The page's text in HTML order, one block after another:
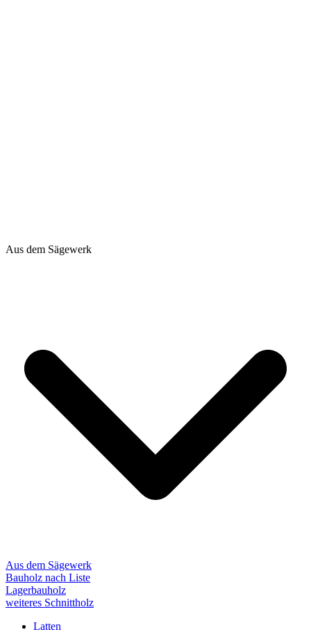
Aus dem Sägewerk
Aus dem Sägewerk
Bauholz nach Liste
Lagerbauholz
weiteres Schnittholz
Latten